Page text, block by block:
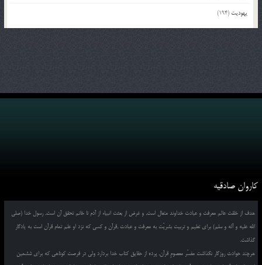
یهودیت (194)
کاروان صادقیه
هدف از خلقت عالم معرفت و عبادت خداوند متعال است, و غرض از بعثت انبیاء از آدم تا خاتم تحقق آن است, رسول خدا (صلی
الله علیه و آله و سلم) برای تعلیم و تربیت بشریّت به معرفت و عبادت ,قرآن و کسی که نزد او علم تمام قرآن است به یادگار
گذاشت.
هرچند حوادث روزگار نگذاشت مفسّر معصومِ قرآن, پرده از حقایق کتاب خدا بردارد ولی در فرصت کوتاهی که برای ششمین